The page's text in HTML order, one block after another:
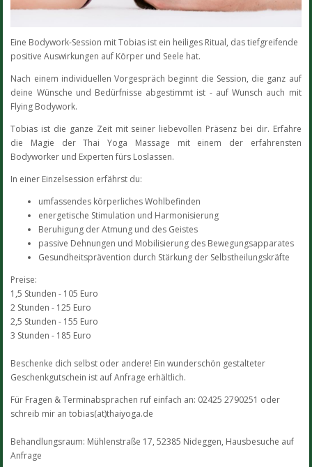
Eine Bodywork-Session mit Tobias ist ein heiliges Ritual, das tiefgreifende
positive Auswirkungen auf Körper und Seele hat.
Nach einem individuellen Vorgespräch beginnt die Session, die ganz auf
deine Wünsche und Bedürfnisse abgestimmt ist - auf Wunsch auch mit
Flying Bodywork.
Tobias ist die ganze Zeit mit seiner liebevollen Präsenz bei dir. Erfahre
die Magie der Thai Yoga Massage mit einem der erfahrensten
Bodyworker und Experten fürs Loslassen.
In einer Einzelsession erfährst du:
umfassendes körperliches Wohlbefinden
energetische Stimulation und Harmonisierung
Beruhigung der Atmung und des Geistes
passive Dehnungen und Mobilisierung des Bewegungsapparates
Gesundheitsprävention durch Stärkung der Selbstheilungskräfte
Preise:
1,5 Stunden - 105 Euro
2 Stunden - 125 Euro
2,5 Stunden - 155 Euro
3 Stunden - 185 Euro
Beschenke dich selbst oder andere! Ein wunderschön gestalteter
Geschenkgutschein ist auf Anfrage erhältlich.
Für Fragen & Terminabsprachen ruf einfach an: 02425 2790251 oder
schreib mir an tobias(at)thaiyoga.de
Behandlungsraum: Mühlenstraße 17, 52385 Nideggen, Hausbesuche auf
Anfrage